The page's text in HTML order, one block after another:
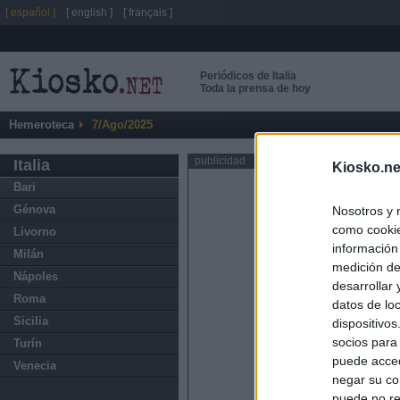
Nosotros y
como
medición
desarrollar
datos de
socios
puede
negar su
Periódicos de Italia
Toda la prensa de hoy
Hemeroteca 7/Ago/2025
Italia
Bari
Génova
Livorno
Milán
Nápoles
Roma
Sicilia
Turín
Venecia
publicidad
[ español ] [ english ] [ français ]